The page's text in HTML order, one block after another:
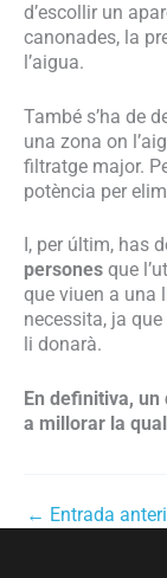
d’escollir un
canonades, la
l’aigua.
També s’ha de
una zona on
filtratge major.
potència per
I, per últim, has
persones que
que viuen a una
necessita, ja que
li donarà.
En definitiva,
a millorar la
← Entrada